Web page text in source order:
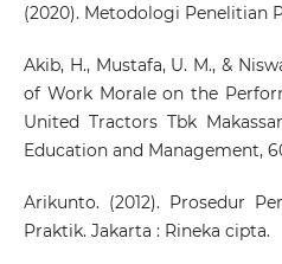
(2020). Metodologi Penelitian
Akib, H., Mustafa, U. M., &
of Work Morale on the
United Tractors Tbk
Education and Management,
Arikunto. (2012). Prosedur
Praktik. Jakarta : Rineka cipta.